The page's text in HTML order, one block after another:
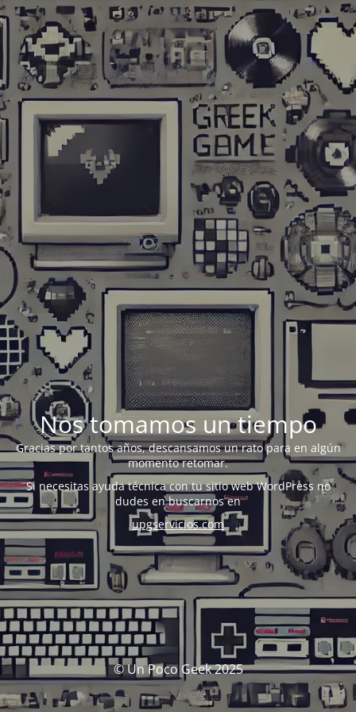
Nos tomamos un tiempo
Gracias por tantos años, descansamos un rato para en algún
momento retomar.
Si necesitas ayuda técnica con tu sitio web WordPress no
dudes en buscarnos en
upgservicios.com
© Un Poco Geek 2025